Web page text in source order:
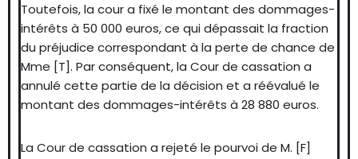
Toutefois, la cour a fixé le montant des dommages-
intérêts à 50 000 euros, ce qui dépassait la fraction
du préjudice correspondant à la perte de chance de
Mme [T]. Par conséquent, la Cour de cassation a
annulé cette partie de la décision et a réévalué le
montant des dommages-intérêts à 28 880 euros.
La Cour de cassation a rejeté le pourvoi de M. [F]